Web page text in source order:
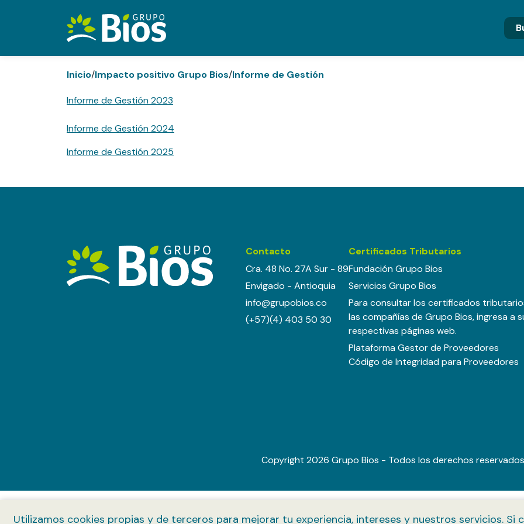
Utilizamos cookies propias y de terceros para mejorar tu experiencia, intereses y nuestros servicios. Si
Inicio/Impacto positivo Grupo Bios/Informe de Gestión
Informe de Gestión 2023
Informe de Gestión 2024
Informe de Gestión 2025
Contacto
Cra. 48 No. 27A Sur - 89
Envigado - Antioquia
info@grupobios.co
(+57)(4) 403 50 30
Certificados Tributarios
Fundación Grupo Bios
Servicios Grupo Bios
Para consultar los certificados
las compañías de Grupo Bios, ingresa a
respectivas páginas web.
Plataforma Gestor de Proveedores
Código de Integridad para Proveedores
Copyright 2026 Grupo Bios - Todos los derechos reservados